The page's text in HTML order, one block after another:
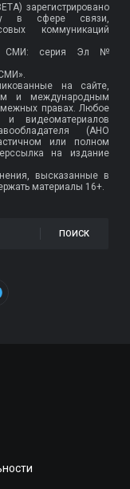
зарегистрировано
в сфере связи,
коммуникаций
СМИ: серия Эл №
на сайте,
и международным
правах. Любое
и видеоматериалов
(АНО
или полном
на издание
высказанные в
материалы 16+.
ПОИСК